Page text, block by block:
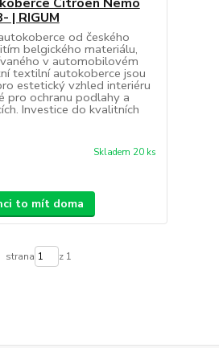
| RIGUM
od českého
belgického materiálu,
v automobilovém
textilní autokoberce jsou
estetický vzhled interiéru
pro ochranu podlahy a
Investice do kvalitních
Skladem 20 ks
to mít doma
strana z 1